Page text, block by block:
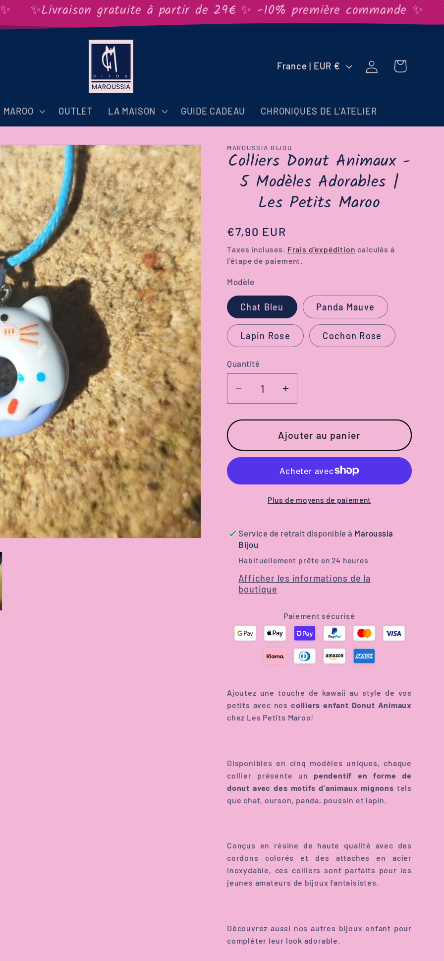
✨Livraison gratuite à partir de 29€ ✨ -10% première commande ✨
OUTLET LA MAISON GUIDE CADEAU CHRONIQUES DE L'ATELIER
Pays/région France | EUR € Connexion Panier
MAROUSSIA BIJOU
Colliers Donut Animaux -
5 Modèles Adorables |
Les Petits Maroo
Prix
habituel
€7,90 EUR
Taxes incluses. Frais d'expédition calculés à
l'étape de paiement.
Modèle
Chat Bleu Panda Mauve
Lapin Rose Cochon Rose
Quantité
Réduire
la
quantité
Colliers
Donut
Animaux
-
Adorables
|
Les
Maroo
Augmenter
la
quantité
de
Colliers
Donut
Animaux
-
5
Adorables
Petits
Maroo
Ajouter au panier
Plus de moyens de paiement
Service de retrait disponible à Maroussia
Bijou
Habituellement prête en 24 heures
Afficher les informations de la
boutique
Paiement sécurisé
Ajoutez une touche de kawaii au style de vos
petits avec nos colliers enfant Donut Animaux
chez Les Petits Maroo!
Disponibles en cinq modèles uniques, chaque
collier présente un pendentif en forme de
donut avec des motifs d'animaux mignons tels
que chat, ourson, panda, poussin et lapin.
Conçus en résine de haute qualité avec des
cordons colorés et des attaches en acier
inoxydable, ces colliers sont parfaits pour les
jeunes amateurs de bijoux fantaisistes.
Découvrez aussi nos autres bijoux enfant pour
compléter leur look adorable.